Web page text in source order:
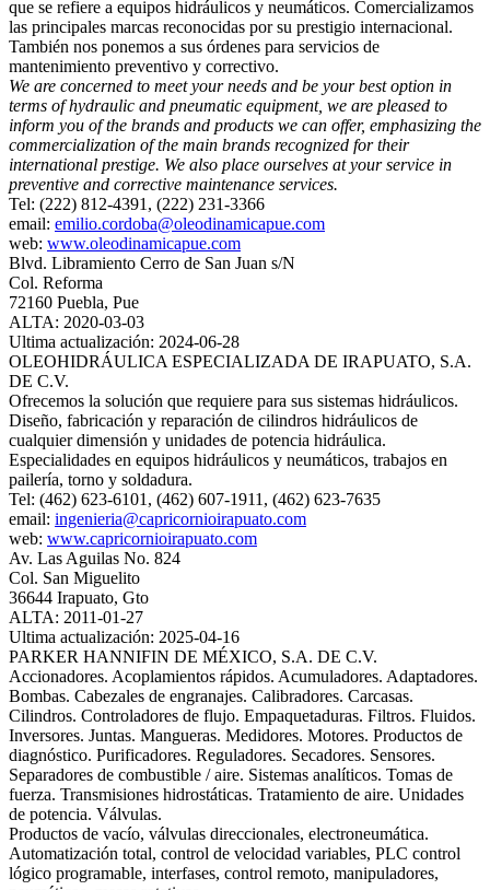
que se refiere a equipos hidráulicos y neumáticos. Comercializamos
las principales marcas reconocidas por su prestigio internacional.
También nos ponemos a sus órdenes para servicios de
mantenimiento preventivo y correctivo.
We are concerned to meet your needs and be your best option in
terms of hydraulic and pneumatic equipment, we are pleased to
inform you of the brands and products we can offer, emphasizing the
commercialization of the main brands recognized for their
international prestige. We also place ourselves at your service in
preventive and corrective maintenance services.
Tel: (222) 812-4391, (222) 231-3366
email: emilio.cordoba@oleodinamicapue.com
web: www.oleodinamicapue.com
Blvd. Libramiento Cerro de San Juan s/N
Col. Reforma
72160 Puebla, Pue
ALTA: 2020-03-03
Ultima actualización: 2024-06-28
OLEOHIDRÁULICA ESPECIALIZADA DE IRAPUATO, S.A.
DE C.V.
Ofrecemos la solución que requiere para sus sistemas hidráulicos.
Diseño, fabricación y reparación de cilindros hidráulicos de
cualquier dimensión y unidades de potencia hidráulica.
Especialidades en equipos hidráulicos y neumáticos, trabajos en
pailería, torno y soldadura.
Tel: (462) 623-6101, (462) 607-1911, (462) 623-7635
email: ingenieria@capricornioirapuato.com
web: www.capricornioirapuato.com
Av. Las Aguilas No. 824
Col. San Miguelito
36644 Irapuato, Gto
ALTA: 2011-01-27
Ultima actualización: 2025-04-16
PARKER HANNIFIN DE MÉXICO, S.A. DE C.V.
Accionadores. Acoplamientos rápidos. Acumuladores. Adaptadores.
Bombas. Cabezales de engranajes. Calibradores. Carcasas.
Cilindros. Controladores de flujo. Empaquetaduras. Filtros. Fluidos.
Inversores. Juntas. Mangueras. Medidores. Motores. Productos de
diagnóstico. Purificadores. Reguladores. Secadores. Sensores.
Separadores de combustible / aire. Sistemas analíticos. Tomas de
fuerza. Transmisiones hidrostáticas. Tratamiento de aire. Unidades
de potencia. Válvulas.
Productos de vacío, válvulas direccionales, electroneumática.
Automatización total, control de velocidad variables, PLC control
lógico programable, interfases, control remoto, manipuladores,